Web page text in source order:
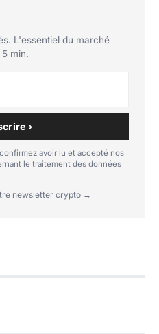
L'essentiel du marché
min.
›
avoir lu et accepté nos
le traitement des données
newsletter crypto →